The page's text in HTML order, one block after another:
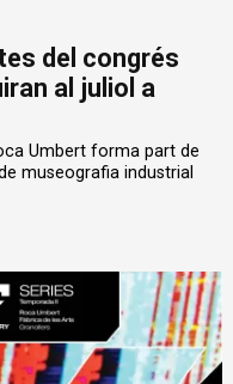
del congrés
al juliol a
Umbert forma part de
museografia industrial